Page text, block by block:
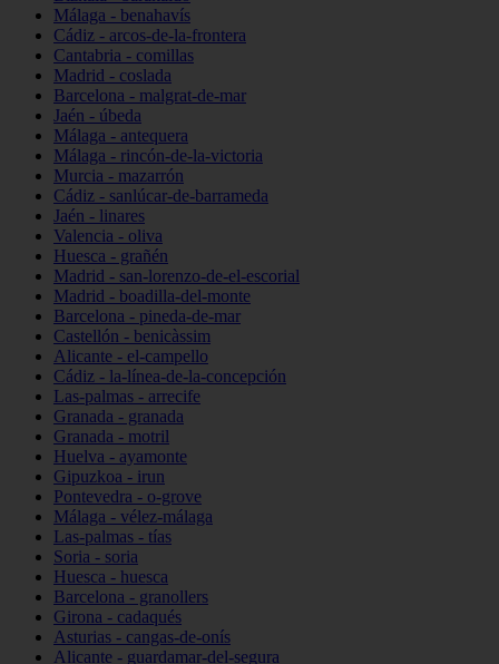
Málaga - benahavís
Cádiz - arcos-de-la-frontera
Cantabria - comillas
Madrid - coslada
Barcelona - malgrat-de-mar
Jaén - úbeda
Málaga - antequera
Málaga - rincón-de-la-victoria
Murcia - mazarrón
Cádiz - sanlúcar-de-barrameda
Jaén - linares
Valencia - oliva
Huesca - grañén
Madrid - san-lorenzo-de-el-escorial
Madrid - boadilla-del-monte
Barcelona - pineda-de-mar
Castellón - benicàssim
Alicante - el-campello
Cádiz - la-línea-de-la-concepción
Las-palmas - arrecife
Granada - granada
Granada - motril
Huelva - ayamonte
Gipuzkoa - irun
Pontevedra - o-grove
Málaga - vélez-málaga
Las-palmas - tías
Soria - soria
Huesca - huesca
Barcelona - granollers
Girona - cadaqués
Asturias - cangas-de-onís
Alicante - guardamar-del-segura